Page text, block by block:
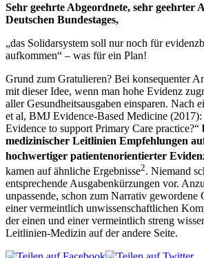
Sehr geehrte Abgeordnete, sehr geehrter
Deutschen Bundestages,
„das Solidarsystem soll nur noch für
aufkommen“ – was für ein Plan!
Grund zum Gratulieren? Bei konsequenter
mit dieser Idee, wenn man hohe Evidenz
aller Gesundheitsausgaben einsparen. Nach
et al, BMJ Evidence-Based Medicine
Evidence to support Primary Care practice?“
medizinischer Leitlinien Empfehlungen
hochwertiger patientenorientierter
kamen auf ähnliche Ergebnisse2. Niemand
entsprechende Ausgabenkürzungen vor.
unpassende, schon zum Narrativ gewordene
einer vermeintlich unwissenschaftlichen
der einen und einer vermeintlich streng
Leitlinien-Medizin auf der andere Seite.